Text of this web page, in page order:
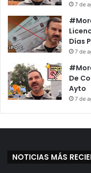
7 de
Días
7 de
De
Ayto
7 de
NOTICIAS MÁS